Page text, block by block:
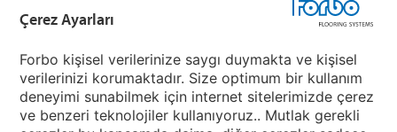
Ülkenizi Seçin
My Forbo
Ürünler
Çerez Ayarları
Forbo kişisel verilerinize saygı duymakta ve kişisel
verilerinizi korumaktadır. Size optimum bir kullanım
deneyimi sunabilmek için internet sitelerimizde çerez
ve benzeri teknolojiler kullanıyoruz.. Mutlak gerekli